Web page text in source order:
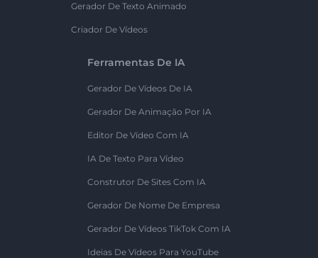
Gerador De Texto Animado
Criador De Vídeos
Ferramentas De IA
Gerador De Vídeos De IA
Gerador De Animação Por IA
Editor De Vídeo Com IA
IA De Texto Para Vídeo
Construtor De Sites Com IA
Gerador De Nome De Empresa
Gerador De Vídeos TikTok Com IA
Ideias De Vídeos Para YouTube